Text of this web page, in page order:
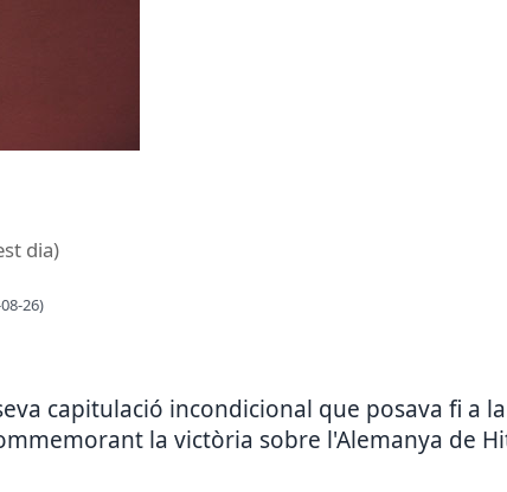
dia)
26)
capitulació incondicional que posava fi a
la victòria sobre l'Alemanya de